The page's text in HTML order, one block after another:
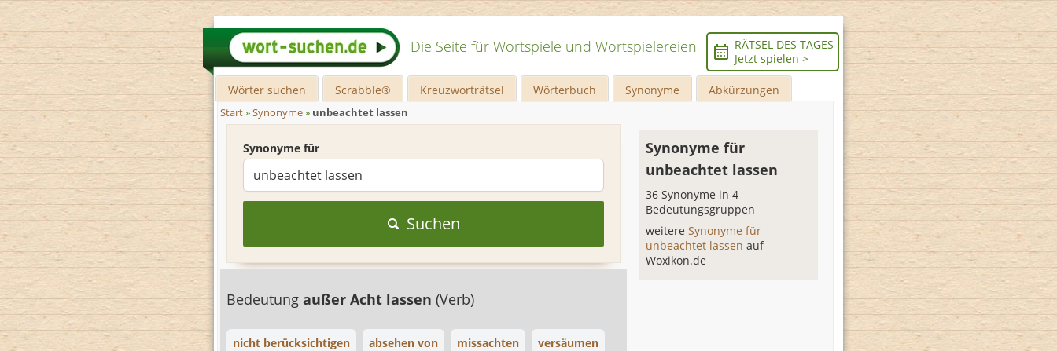
Die Seite für Wortspiele und Wortspielereien
RÄTSEL DES TAGES
Jetzt spielen >
Wörter suchen Scrabble® Kreuzworträtsel Wörterbuch Synonyme Abkürzungen
Start»Synonyme» unbeachtet lassen
Synonyme für
Suchen
Bedeutung außer Acht lassen (Verb)
nicht berücksichtigen absehen von missachten versäumen
Synonyme für
unbeachtet lassen
36 Synonyme in 4
Bedeutungsgruppen
weitereSynonyme für
unbeachtet lassenauf
Woxikon.de